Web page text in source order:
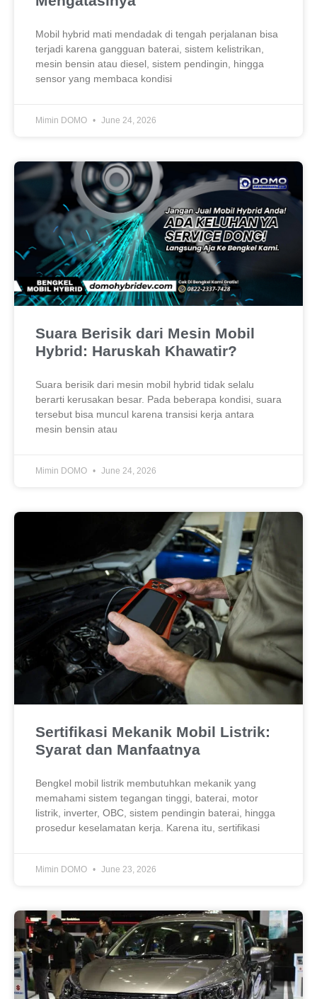
Mobil hybrid mati mendadak di tengah perjalanan bisa
terjadi karena gangguan baterai, sistem kelistrikan,
mesin bensin atau diesel, sistem pendingin, hingga
sensor yang membaca kondisi
Mimin DOMO June 24, 2026
Suara Berisik dari Mesin Mobil
Hybrid: Haruskah Khawatir?
Suara berisik dari mesin mobil hybrid tidak selalu
berarti kerusakan besar. Pada beberapa kondisi, suara
tersebut bisa muncul karena transisi kerja antara
mesin bensin atau
Mimin DOMO June 24, 2026
Sertifikasi Mekanik Mobil Listrik:
Syarat dan Manfaatnya
Bengkel mobil listrik membutuhkan mekanik yang
memahami sistem tegangan tinggi, baterai, motor
listrik, inverter, OBC, sistem pendingin baterai, hingga
prosedur keselamatan kerja. Karena itu, sertifikasi
Mimin DOMO June 23, 2026